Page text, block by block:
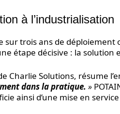
à l’industrialisation
sur trois ans de déploiement
étape décisive : la solution
Charlie Solutions, résume
dans la pratique. »
ainsi d’une mise en